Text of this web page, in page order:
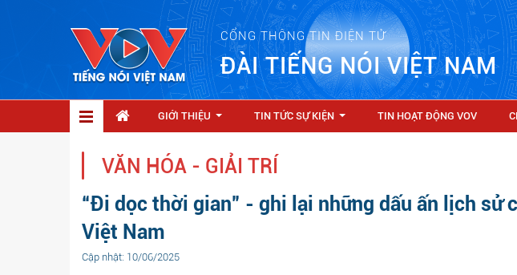
CỔNG THÔNG TIN ĐIỆN TỬ
ĐÀI TIẾNG NÓI VIỆT NAM
GIỚI THIỆU TIN TỨC SỰ KIỆN TIN HOẠT ĐỘNG VOV
VĂN HÓA - GIẢI TRÍ
“Đi dọc thời gian” - ghi lại những dấu ấn lịch sử
Việt Nam
Cập nhật: 10/06/2025